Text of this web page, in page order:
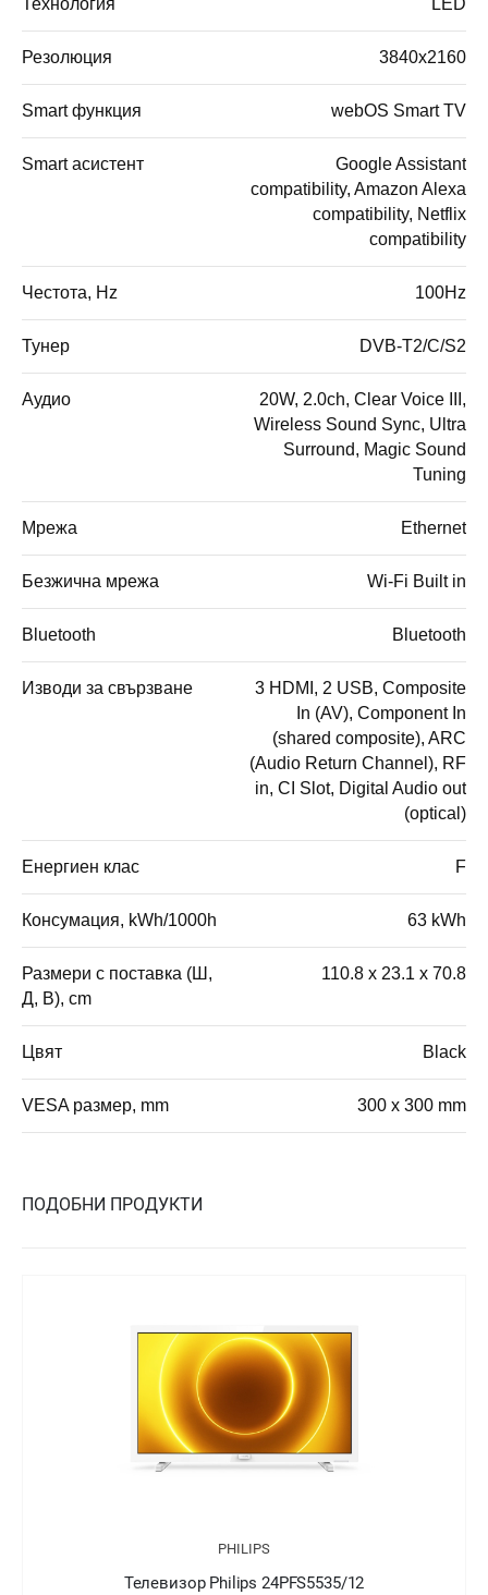
Технология LED
Резолюция 3840x2160
Smart функция webOS Smart TV
Smart асистент
Google Assistant
compatibility, Amazon Alexa
compatibility, Netflix
compatibility
Честота, Hz 100Hz
Тунер DVB-T2/C/S2
Аудио
20W, 2.0ch, Clear Voice III,
Wireless Sound Sync, Ultra
Surround, Magic Sound
Tuning
Мрежа Ethernet
Безжична мрежа Wi-Fi Built in
Bluetooth Bluetooth
Изводи за свързване
3 HDMI, 2 USB, Composite
In (AV), Component In
(shared composite), ARC
(Audio Return Channel), RF
in, CI Slot, Digital Audio out
(optical)
Енергиен клас F
Консумация, kWh/1000h 63 kWh
Размери с поставка (Ш,
Д, В), cm
110.8 x 23.1 x 70.8
Цвят Black
VESA размер, mm 300 x 300 mm
ПОДОБНИ ПРОДУКТИ
Телевизор Philips 24PFT5505/05